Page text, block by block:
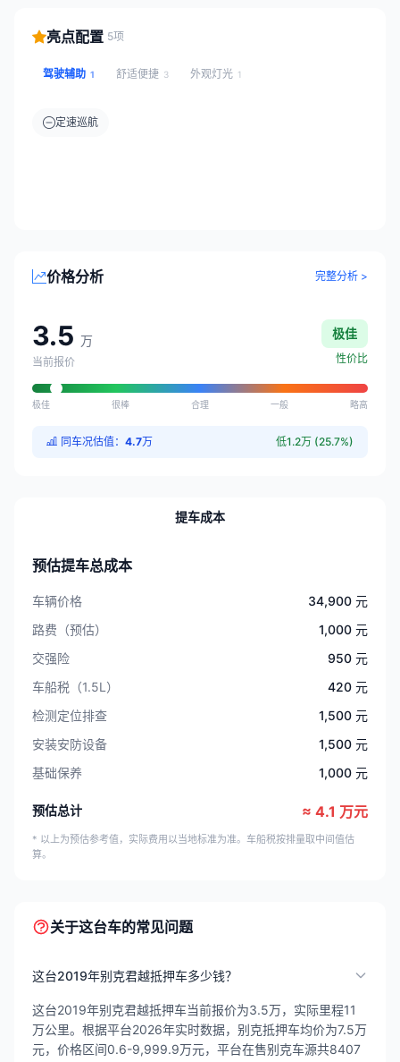
亮点配置 5项
驾驶辅助 1 舒适便捷 3 外观灯光 1
定速巡航
价格分析 完整分析 >
3.5 万
当前报价
极佳
性价比
极佳 很棒 合理 一般 略高
同车况估值： 4.7万 低1.2万 (25.7%)
提车成本
预估提车总成本
车辆价格
34,900 元
路费（预估）
1,000 元
交强险
950 元
车船税（1.5L）
420 元
检测定位排查
1,500 元
安装安防设备
1,500 元
基础保养
1,000 元
预估总计 ≈ 4.1 万元
* 以上为预估参考值，实际费用以当地标准为准。车船税按排量取中间值估
算。
关于这台车的常见问题
这台2019年别克君越抵押车多少钱？
这台2019年别克君越抵押车当前报价为3.5万，实际里程11
万公里。根据平台2026年实时数据，别克抵押车均价为7.5万
元，价格区间0.6-9,999.9万元，平台在售别克车源共8407